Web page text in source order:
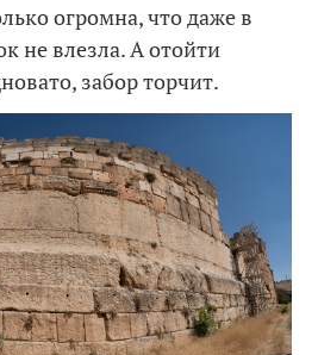
огромна, что даже в
не влезла. А отойти
забор торчит.